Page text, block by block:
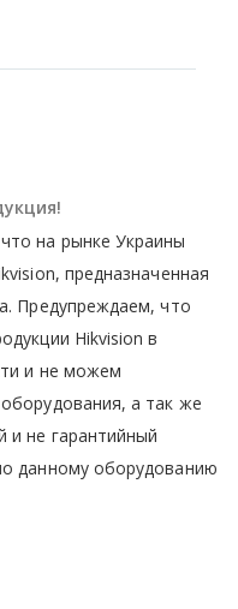
на рынке Украины
предназначенная
Предупреждаем, что
Hikvision в
и не можем
а так же
и не гарантийный
данному оборудованию